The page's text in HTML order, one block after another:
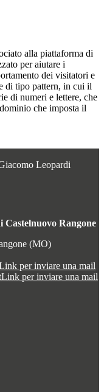
alla piattaforma di
per aiutare i
dei visitatori e
di tipo pattern, in cui il
di numeri e lettere, che
che imposta il
Leopardi
Rangone
(MO)
per inviare una mail
Link per inviare una mail